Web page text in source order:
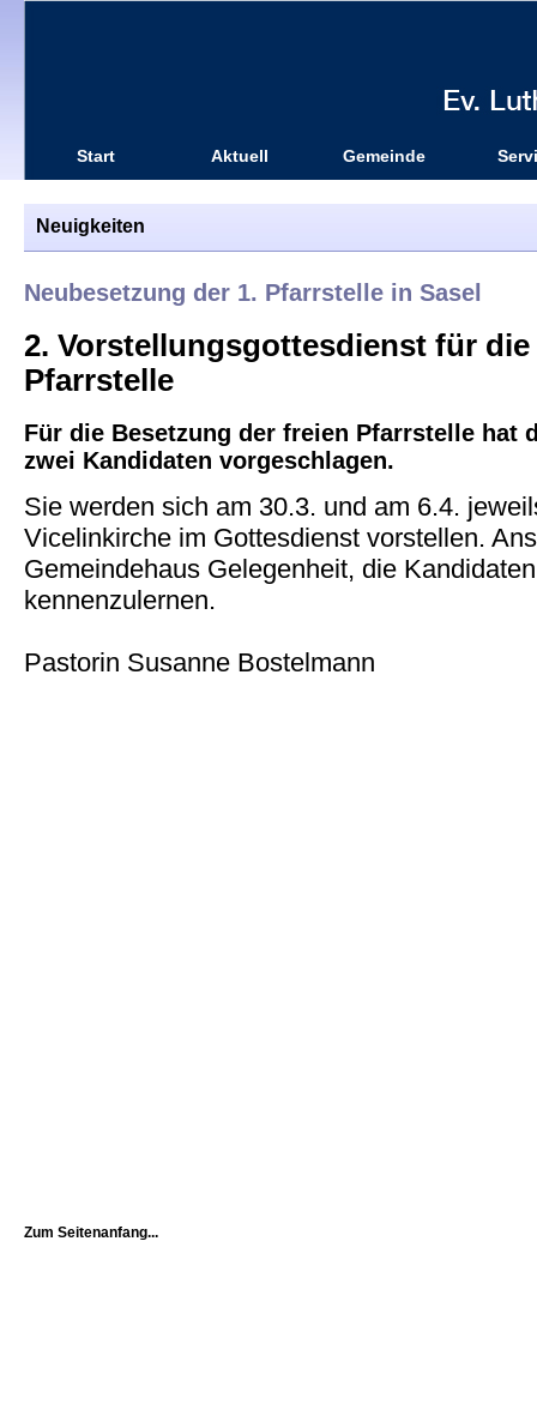
Start Aktuell Gemeinde
Neuigkeiten
Neubesetzung der 1. Pfarrstelle in Sasel
2. Vorstellungsgottesdienst für
Pfarrstelle
Für die Besetzung der freien Pfarrstelle hat
zwei Kandidaten vorgeschlagen.
Sie werden sich am 30.3. und am 6.4.
Vicelinkirche im Gottesdienst vorstellen.
Gemeindehaus Gelegenheit, die
kennenzulernen.
Pastorin Susanne Bostelmann
Zum Seitenanfang...